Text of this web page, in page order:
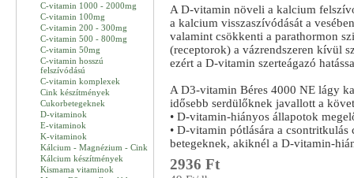
C-vitamin 1000 - 2000mg
C-vitamin 100mg
C-vitamin 200 - 300mg
C-vitamin 500 - 800mg
C-vitamin 50mg
C-vitamin hosszú
felszívódású
C-vitamin komplexek
Cink készítmények
Cukorbetegeknek
D-vitaminok
E-vitaminok
K-vitaminok
Kálcium - Magnézium - Cink
Kálcium készítmények
Kismama vitaminok
A D‑vitamin növeli a kalcium
a kalcium visszaszívódását a
valamint csökkenti a parathormon
(receptorok) a vázrendszeren kívül
ezért a D‑vitamin szerteágazó
A D3-vitamin Béres 4000 NE lágy
idősebb serdülőknek javallott a
• D‑vitamin-hiányos állapotok
• D-vitamin pótlására a
betegeknek, akiknél a D-vitamin-
2936 Ft